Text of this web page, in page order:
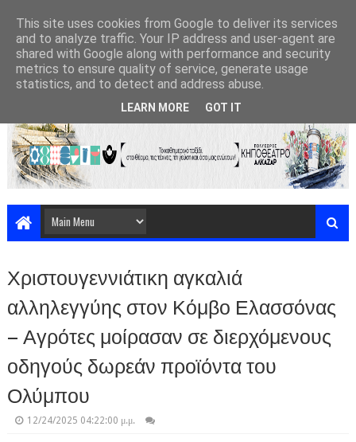
Χριστουγεννιάτικη αγκαλιά
αλληλεγγύης στον Κόμβο Ελασσόνας
– Αγρότες μοίρασαν σε διερχόμενους
οδηγούς δωρεάν προϊόντα του
Ολύμπου
12/24/2025 04:22:00 μ.μ.
This site uses cookies from Google to deliver its services
and to analyze traffic. Your IP address and user-agent are
shared with Google along with performance and security
metrics to ensure quality of service, generate usage
statistics, and to detect and address abuse.
LEARN MORE GOT IT